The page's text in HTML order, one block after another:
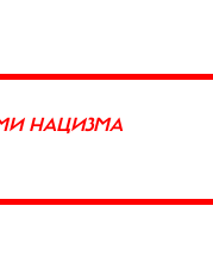
НАЦИЗМА